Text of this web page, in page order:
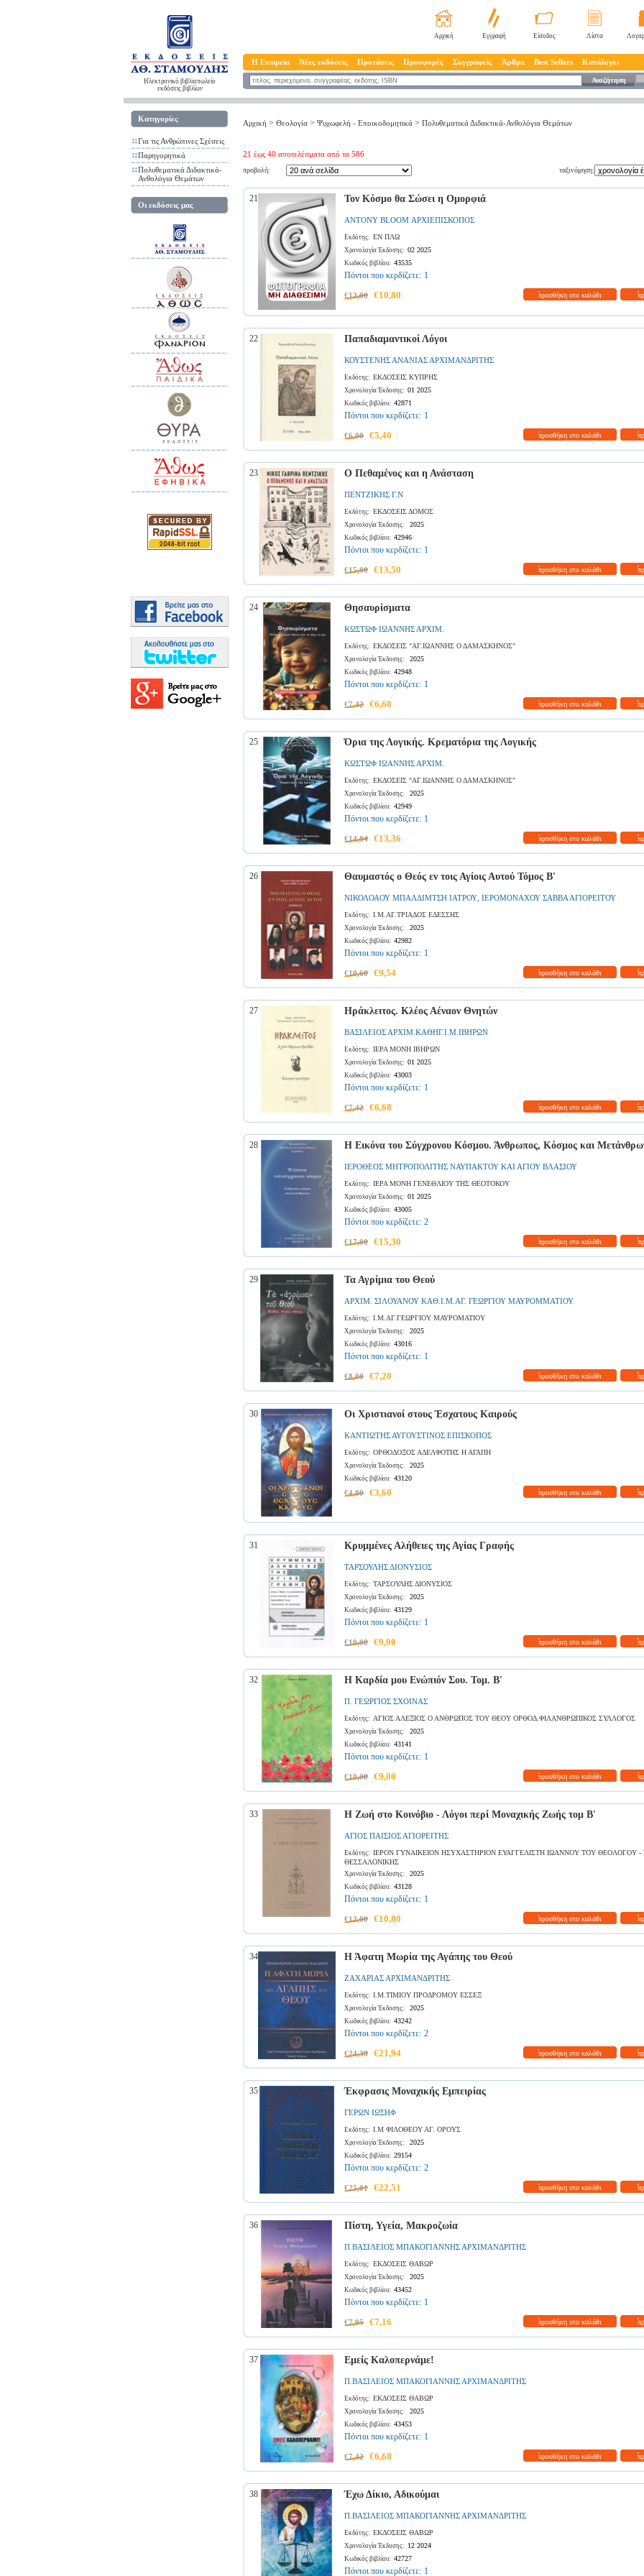
Ηλεκτρονικό βιβλιοπωλείο
εκδόσεις βιβλίων
Αρχική Εγγραφή Είσοδος Λίστα
Η Εταιρεία Νέες εκδόσεις Προτάσεις Προσφορές Συγγραφείς Άρθρα Best Sellers Κατάλογοι
Αναζήτηση
Κατηγορίες
Για τις Ανθρώπινες Σχέσεις
Παρηγορητικά
Πολυθεματικά Διδακτικά-
Ανθολόγια Θεμάτων
Οι εκδόσεις μας
Αρχική > Θεολογία > Ψυχωφελή - Επoικοδομητικά > Πολυθεματικά Διδακτικά-Ανθολόγια Θεμάτων
21 έως 40 αποτελέσματα από τα 586
προβολή: ταξινόμηση:
21 Τον Κόσμο θα Σώσει η Ομορφιά
ANTONY BLOOM ΑΡΧΙΕΠΙΣΚΟΠΟΣ
Εκδότης: ΕΝ ΠΛΩ
Χρονολογία Έκδοσης: 02 2025
Κωδικός βιβλίου: 43535
Πόντοι που κερδίζετε: 1
€12,00 €10,80 προσθήκη στο καλάθι
22 Παπαδιαμαντικοί Λόγοι
ΚΟΥΣΤΕΝΗΣ ΑΝΑΝΙΑΣ ΑΡΧΙΜΑΝΔΡΙΤΗΣ
Εκδότης: ΕΚΔΟΣΕΙΣ ΚΥΠΡΗΣ
Χρονολογία Έκδοσης: 01 2025
Κωδικός βιβλίου: 42871
Πόντοι που κερδίζετε: 1
€6,00 €5,40 προσθήκη στο καλάθι
23 Ο Πεθαμένος και η Ανάσταση
ΠΕΝΤΖΙΚΗΣ Γ.Ν
Εκδότης: ΕΚΔΟΣΕΙΣ ΔΟΜΟΣ
Χρονολογία Έκδοσης: 2025
Κωδικός βιβλίου: 42946
Πόντοι που κερδίζετε: 1
€15,00 €13,50 προσθήκη στο καλάθι
24 Θησαυρίσματα
ΚΩΣΤΩΦ ΙΩΑΝΝΗΣ ΑΡΧΙΜ.
Εκδότης: ΕΚΔΟΣΕΙΣ "ΑΓ.ΙΩΑΝΝΗΣ Ο ΔΑΜΑΣΚΗΝΟΣ"
Χρονολογία Έκδοσης: 2025
Κωδικός βιβλίου: 42948
Πόντοι που κερδίζετε: 1
€7,42 €6,68 προσθήκη στο καλάθι
25 Όρια της Λογικής. Κρεματόρια της Λογικής
ΚΩΣΤΩΦ ΙΩΑΝΝΗΣ ΑΡΧΙΜ.
Εκδότης: ΕΚΔΟΣΕΙΣ "ΑΓ.ΙΩΑΝΝΗΣ Ο ΔΑΜΑΣΚΗΝΟΣ"
Χρονολογία Έκδοσης: 2025
Κωδικός βιβλίου: 42949
Πόντοι που κερδίζετε: 1
€14,84 €13,36 προσθήκη στο καλάθι
26 Θαυμαστός ο Θεός εν τοις Αγίοις Αυτού Τόμος Β'
ΝΙΚΟΛΟΑΟΥ ΜΠΑΛΔΙΜΤΣΗ ΙΑΤΡΟΥ ΙΕΡΟΜΟΝΑΧΟΥ ΣΑΒΒΑ ΑΓΙΟΡΕΙΤΟΥ
Εκδότης: Ι.Μ.ΑΓ.ΤΡΙΑΔΟΣ ΕΔΕΣΣΗΣ
Χρονολογία Έκδοσης: 2025
Κωδικός βιβλίου: 42982
Πόντοι που κερδίζετε: 1
€10,60 €9,54 προσθήκη στο καλάθι
27 Ηράκλειτος. Κλέος Αέναον Θνητών
ΒΑΣΙΛΕΙΟΣ ΑΡΧΙΜ.ΚΑΘΗΓ.Ι.Μ.ΙΒΗΡΩΝ
Εκδότης: ΙΕΡΑ ΜΟΝΗ ΙΒΗΡΩΝ
Χρονολογία Έκδοσης: 01 2025
Κωδικός βιβλίου: 43003
Πόντοι που κερδίζετε: 1
€7,42 €6,68 προσθήκη στο καλάθι
28 Η Εικόνα του Σύγχρονου Κόσμου. Άνθρωπος, Κόσμος και
ΙΕΡΟΘΕΟΣ ΜΗΤΡΟΠΟΛΙΤΗΣ ΝΑΥΠΑΚΤΟΥ ΚΑΙ ΑΓΙΟΥ ΒΛΑΣΙΟΥ
Εκδότης: ΙΕΡΑ ΜΟΝΗ ΓΕΝΕΘΛΙΟΥ ΤΗΣ ΘΕΟΤΟΚΟΥ
Χρονολογία Έκδοσης: 01 2025
Κωδικός βιβλίου: 43005
Πόντοι που κερδίζετε: 2
€17,00 €15,30 προσθήκη στο καλάθι
29 Τα Αγρίμια του Θεού
ΑΡΧΙΜ. ΣΙΛΟΥΑΝΟΥ ΚΑΘ.Ι.Μ.ΑΓ. ΓΕΩΡΓΙΟΥ ΜΑΥΡΟΜΜΑΤΙΟΥ
Εκδότης: Ι.Μ.ΑΓ.ΓΕΩΡΓΙΟΥ ΜΑΥΡΟΜΑΤΙΟΥ
Χρονολογία Έκδοσης: 2025
Κωδικός βιβλίου: 43016
Πόντοι που κερδίζετε: 1
€8,00 €7,20 προσθήκη στο καλάθι
30 Οι Χριστιανοί στους Έσχατους Καιρούς
ΚΑΝΤΙΩΤΗΣ ΑΥΓΟΥΣΤΙΝΟΣ ΕΠΙΣΚΟΠΟΣ
Εκδότης: ΟΡΘΟΔΟΞΟΣ ΑΔΕΛΦΟΤΗΣ Η ΑΓΑΠΗ
Χρονολογία Έκδοσης: 2025
Κωδικός βιβλίου: 43120
€4,00 €3,60 προσθήκη στο καλάθι
31 Κρυμμένες Αλήθειες της Αγίας Γραφής
ΤΑΡΣΟΥΛΗΣ ΔΙΟΝΥΣΙΟΣ
Εκδότης: ΤΑΡΣΟΥΛΗΣ ΔΙΟΝΥΣΙΟΣ
Χρονολογία Έκδοσης: 2025
Κωδικός βιβλίου: 43129
Πόντοι που κερδίζετε: 1
€10,00 €9,00 προσθήκη στο καλάθι
32 Η Καρδία μου Ενώπιόν Σου. Τομ. Β'
Π. ΓΕΩΡΓΙΟΣ ΣΧΟΙΝΑΣ
Εκδότης: ΑΓΙΟΣ ΑΛΕΞΙΟΣ Ο ΑΝΘΡΩΠΟΣ ΤΟΥ ΘΕΟΥ ΟΡΘΟΔ.ΦΙΛΑΝΘΡΩΠΙΚΟΣ ΣΥΛΛΟΓΟΣ
Χρονολογία Έκδοσης: 2025
Κωδικός βιβλίου: 43141
Πόντοι που κερδίζετε: 1
€10,00 €9,00 προσθήκη στο καλάθι
33 Η Ζωή στο Κοινόβιο - Λόγοι περί Μοναχικής Ζωής τομ Β'
ΑΓΙΟΣ ΠΑΙΣΙΟΣ ΑΓΙΟΡΕΙΤΗΣ
Εκδότης: ΙΕΡΟΝ ΓΥΝΑΙΚΕΙΟΝ ΗΣΥΧΑΣΤΗΡΙΟΝ ΕΥΑΓΓΕΛΙΣΤΗ ΙΩΑΝΝΟΥ ΤΟΥ ΘΕΟΛΟΓΟΥ
ΘΕΣΣΑΛΟΝΙΚΗΣ
Χρονολογία Έκδοσης: 2025
Κωδικός βιβλίου: 43128
Πόντοι που κερδίζετε: 1
€12,00 €10,80 προσθήκη στο καλάθι
34 Η Άφατη Μωρία της Αγάπης του Θεού
ΖΑΧΑΡΙΑΣ ΑΡΧΙΜΑΝΔΡΙΤΗΣ
Εκδότης: Ι.Μ.ΤΙΜΙΟΥ ΠΡΟΔΡΟΜΟΥ ΕΣΣΕΞ
Χρονολογία Έκδοσης: 2025
Κωδικός βιβλίου: 43242
Πόντοι που κερδίζετε: 2
€24,38 €21,94 προσθήκη στο καλάθι
35 Έκφρασις Μοναχικής Εμπειρίας
ΓΕΡΩΝ ΙΩΣΗΦ
Εκδότης: Ι.Μ ΦΙΛΟΘΕΟΥ ΑΓ. ΟΡΟΥΣ
Χρονολογία Έκδοσης: 2025
Κωδικός βιβλίου: 29154
Πόντοι που κερδίζετε: 2
€25,01 €22,51 προσθήκη στο καλάθι
36 Πίστη, Υγεία, Μακροζωία
Π.ΒΑΣΙΛΕΙΟΣ ΜΠΑΚΟΓΙΑΝΝΗΣ ΑΡΧΙΜΑΝΔΡΙΤΗΣ
Εκδότης: ΕΚΔΟΣΕΙΣ ΘΑΒΩΡ
Χρονολογία Έκδοσης: 2025
Κωδικός βιβλίου: 43452
Πόντοι που κερδίζετε: 1
€7,95 €7,16 προσθήκη στο καλάθι
37 Εμείς Καλοπερνάμε!
Π.ΒΑΣΙΛΕΙΟΣ ΜΠΑΚΟΓΙΑΝΝΗΣ ΑΡΧΙΜΑΝΔΡΙΤΗΣ
Εκδότης: ΕΚΔΟΣΕΙΣ ΘΑΒΩΡ
Χρονολογία Έκδοσης: 2025
Κωδικός βιβλίου: 43453
Πόντοι που κερδίζετε: 1
€7,42 €6,68 προσθήκη στο καλάθι
38 Έχω Δίκιο, Αδικούμαι
Π.ΒΑΣΙΛΕΙΟΣ ΜΠΑΚΟΓΙΑΝΝΗΣ ΑΡΧΙΜΑΝΔΡΙΤΗΣ
Εκδότης: ΕΚΔΟΣΕΙΣ ΘΑΒΩΡ
Χρονολογία Έκδοσης: 12 2024
Κωδικός βιβλίου: 42727
Πόντοι που κερδίζετε: 1